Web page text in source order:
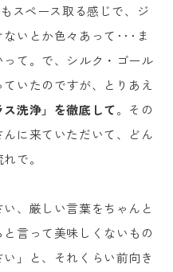
スペース取る感じで、ジ
いとか色々あって･･･ま
て。で、シルク・ゴール
いたのですが、とりあえ
洗浄」を徹底して。その
に来ていただいて、どん
で。
、厳しい言葉をちゃんと
言って美味しくないもの
」と、それくらい前向き